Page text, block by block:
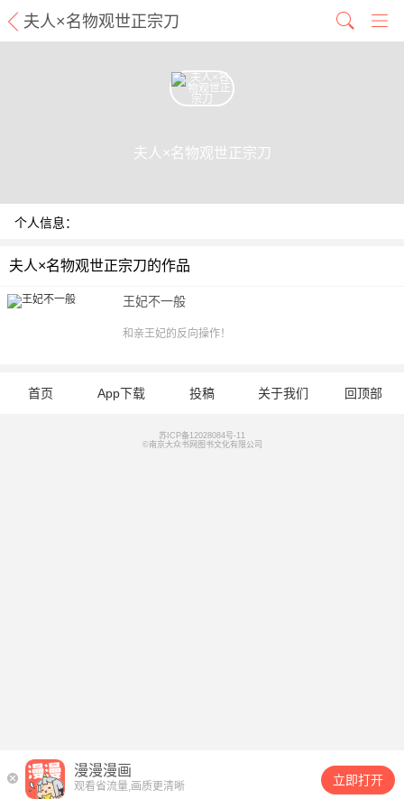
夫人×名物观世正宗刀
夫人×名物观世正宗刀
个人信息：
夫人×名物观世正宗刀的作品
王妃不一般
和亲王妃的反向操作！
首页 App下载 投稿 关于我们 回顶部
苏ICP备12028084号-11
©南京大众书网图书文化有限公司
漫漫漫画
观看省流量,画质更清晰 立即打开